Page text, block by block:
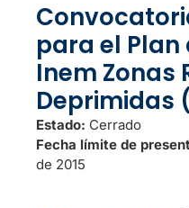
para el Plan
Inem Zonas
Deprimidas
Estado: Cerrado
Fecha límite de
de 2015